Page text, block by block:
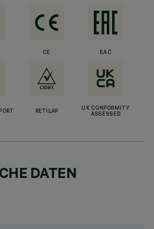
CE EAC
RETILAP
UK CONFORMITY
ASSESSED
DATEN